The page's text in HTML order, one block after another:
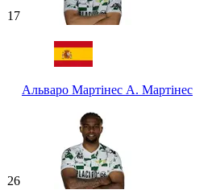
17
Альваро Мартінес А. Мартінес
26